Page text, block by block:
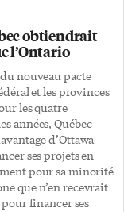
du
fédéral dans ce
pour les
de langues
en situation
Le Plan d’action
officielles avait
[…]
obtiendrait
l’Ontario
nouveau pacte
et les provinces
les quatre
années, Québec
d’Ottawa
ses projets en
pour sa minorité
que n’en recevrait
financer ses